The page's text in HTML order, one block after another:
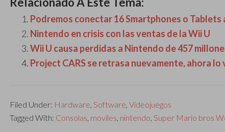
Podremos conectar 16 Smartphones o Tablets
Nintendo en crisis con las ventas de la Wii U
Wii U causa perdidas a Nintendo de 457
Project CARS se retrasa nuevamente, ahora lo
Filed Under: Hardware, Software, Videojuegos
Tagged With: Consolas, moviles, nintendo, Super Mario bros